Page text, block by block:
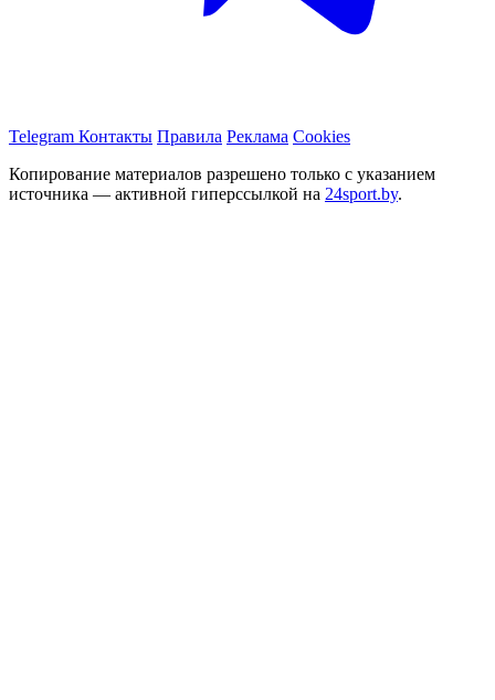
Telegram Контакты Правила Реклама Cookies
Копирование материалов разрешено только с указанием
источника — активной гиперссылкой на 24sport.by.